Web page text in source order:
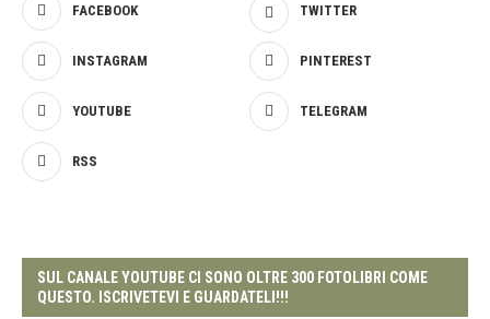
FACEBOOK TWITTER
INSTAGRAM PINTEREST
YOUTUBE TELEGRAM
RSS
SUL CANALE YOUTUBE CI SONO OLTRE 300 FOTOLIBRI COME
QUESTO. ISCRIVETEVI E GUARDATELI!!!